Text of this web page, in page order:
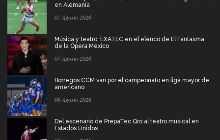
en Alemania
07 Agosto 2026
Música y teatro: EXATEC en el elenco de El Fantasma
de la Ópera México
07 Agosto 2026
Borregos CCM van por el campeonato en liga mayor de
americano
06 Agosto 2026
Del escenario de PrepaTec Qro al teatro musical en
Estados Unidos